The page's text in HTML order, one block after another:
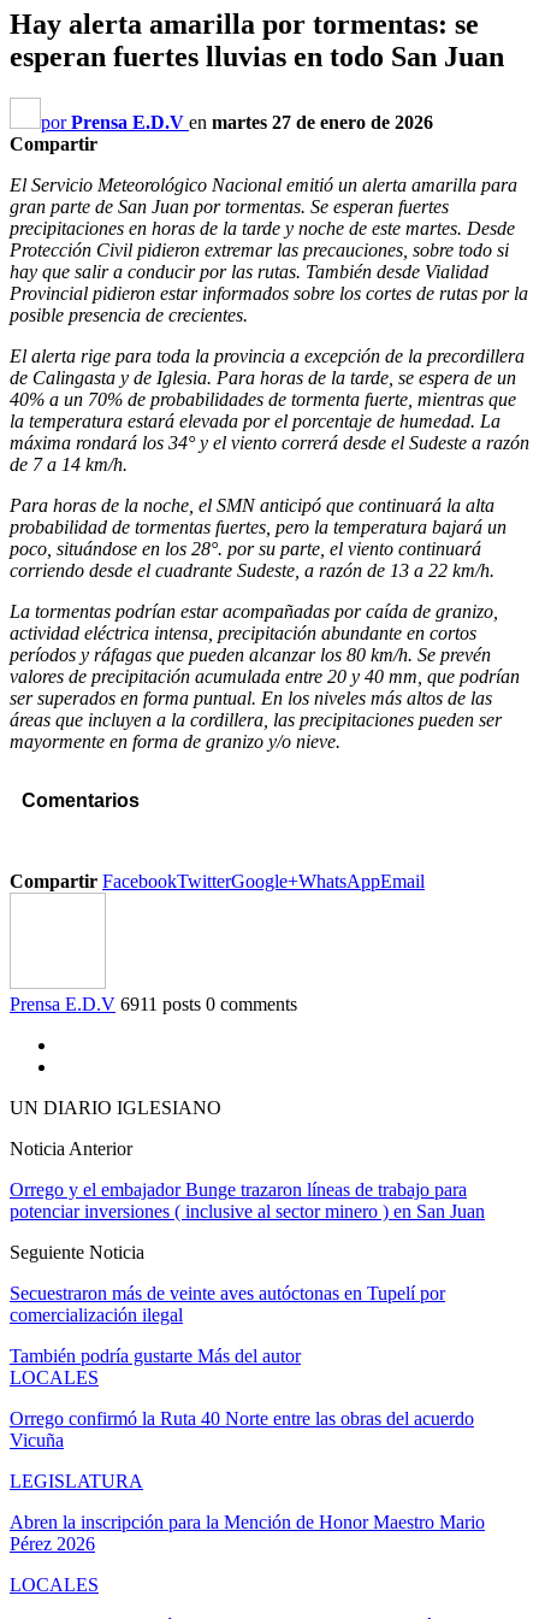
Hay alerta amarilla por tormentas: se
esperan fuertes lluvias en todo San Juan
porPrensa E.D.V en martes 27 de enero de 2026
Compartir
El Servicio Meteorológico Nacional emitió un alerta amarilla para
gran parte de San Juan por tormentas. Se esperan fuertes
precipitaciones en horas de la tarde y noche de este martes. Desde
Protección Civil pidieron extremar las precauciones, sobre todo si
hay que salir a conducir por las rutas. También desde Vialidad
Provincial pidieron estar informados sobre los cortes de rutas por la
posible presencia de crecientes.
El alerta rige para toda la provincia a excepción de la precordillera
de Calingasta y de Iglesia. Para horas de la tarde, se espera de un
40% a un 70% de probabilidades de tormenta fuerte, mientras que
la temperatura estará elevada por el porcentaje de humedad. La
máxima rondará los 34° y el viento correrá desde el Sudeste a razón
de 7 a 14 km/h.
Para horas de la noche, el SMN anticipó que continuará la alta
probabilidad de tormentas fuertes, pero la temperatura bajará un
poco, situándose en los 28°. por su parte, el viento continuará
corriendo desde el cuadrante Sudeste, a razón de 13 a 22 km/h.
La tormentas podrían estar acompañadas por caída de granizo,
actividad eléctrica intensa, precipitación abundante en cortos
períodos y ráfagas que pueden alcanzar los 80 km/h. Se prevén
valores de precipitación acumulada entre 20 y 40 mm, que podrían
ser superados en forma puntual. En los niveles más altos de las
áreas que incluyen a la cordillera, las precipitaciones pueden ser
mayormente en forma de granizo y/o nieve.
Comentarios
Compartir FacebookTwitterGoogle+WhatsAppEmail
Prensa E.D.V 6911 posts 0 comments
UN DIARIO IGLESIANO
Noticia Anterior
Orrego y el embajador Bunge trazaron líneas de trabajo para
potenciar inversiones ( inclusive al sector minero ) en San Juan
Seguiente Noticia
Secuestraron más de veinte aves autóctonas en Tupelí por
comercialización ilegal
También podría gustarte Más del autor
LOCALES
Orrego confirmó la Ruta 40 Norte entre las obras del acuerdo
Vicuña
LEGISLATURA
Abren la inscripción para la Mención de Honor Maestro Mario
Pérez 2026
LOCALES